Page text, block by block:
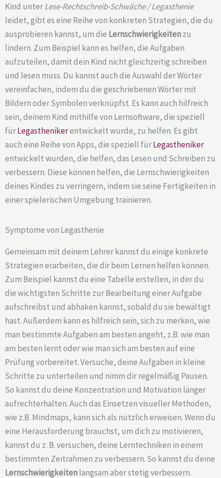
Kind unterLese-Rechtschreib-Schwäche / Legasthenie
leidet, gibt es eine Reihe von konkreten Strategien, die du
ausprobieren kannst, um die Lernschwierigkeitenzu
lindern. Zum Beispiel kann es helfen, die Aufgaben
aufzuteilen, damit dein Kind nicht gleichzeitig schreiben
und lesen muss. Du kannst auch die Auswahl der Wörter
vereinfachen, indem du die geschriebenen Wörter mit
Bildern oder Symbolen verknüpfst. Es kann auch hilfreich
sein, deinem Kind mithilfe von Lernsoftware, die speziell
fürLegasthenikerentwickelt wurde, zu helfen. Es gibt
auch eine Reihe von Apps, die speziell fürLegastheniker
entwickelt wurden, die helfen, das Lesen und Schreiben zu
verbessern. Diese können helfen, die Lernschwierigkeiten
deines Kindes zu verringern, indem sie seine Fertigkeiten in
einer spielerischen Umgebung trainieren.
Symptome von Legasthenie
Gemeinsam mit deinem Lehrer kannst du einige konkrete
Strategien erarbeiten, die dir beim Lernen helfen können.
Zum Beispiel kannst du eine Tabelle erstellen, in der du
die wichtigsten Schritte zur Bearbeitung einer Aufgabe
aufschreibst und abhaken kannst, sobald du sie bewältigt
hast. Außerdem kann es hilfreich sein, sich zu merken, wie
man bestimmte Aufgaben am besten angeht, z.B. wie man
am besten lernt oder wie man sich am besten auf eine
Prüfung vorbereitet. Versuche, deine Aufgaben in kleine
Schritte zu unterteilen und nimm dir regelmäßig Pausen.
So kannst du deine Konzentration und Motivation länger
aufrechterhalten. Auch das Einsetzen visueller Methoden,
wie z.B. Mindmaps, kann sich als nützlich erweisen. Wenn du
eine Herausforderung brauchst, um dich zu motivieren,
kannst du z. B. versuchen, deine Lerntechniken in einem
bestimmten Zeitrahmen zu verbessern. So kannst du deine
Lernschwierigkeitenlangsam aber stetig verbessern.